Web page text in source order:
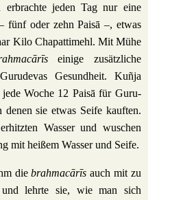
erbrachte jeden Tag nur eine
fünf oder zehn Paisā ‒, etwas
Kilo Cha­pat­ti­mehl. Mit Mühe
einige zusätz­liche
Gesund­heit. Kuñja
Woche 12 Paisā für Guru­
denen sie etwas Seife kauften.
Wasser und wuschen
mit heißem Wasser und Seife.
diebrah­macārīs auch mit zu
und lehrte sie, wie man sich